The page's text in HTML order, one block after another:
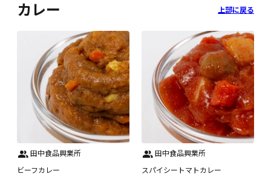
カレー 上部に戻る
田中食品興業所
ビーフカレー
田中食品興業所
スパイシートマトカレー